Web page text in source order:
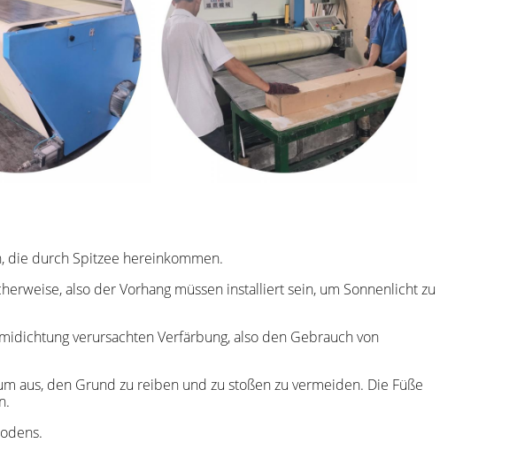
die durch Spitzee hereinkommen.
also der Vorhang müssen installiert sein, um Sonnenlicht zu
verursachten Verfärbung, also den Gebrauch von
aus, den Grund zu reiben und zu stoßen zu vermeiden. Die Füße